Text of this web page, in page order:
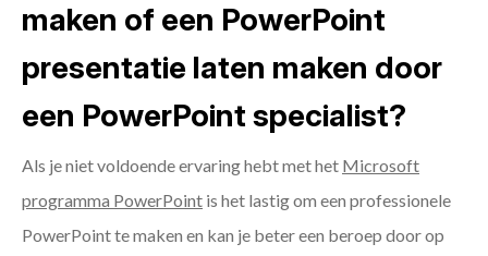
maken of een PowerPoint
presentatie laten maken door
een PowerPoint specialist?
Als je niet voldoende ervaring hebt met het Microsoft
programma PowerPoint is het lastig om een professionele
PowerPoint te maken en kan je beter een beroep door op